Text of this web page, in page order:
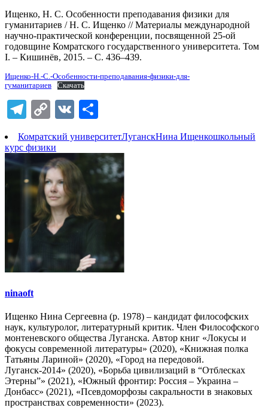
Ищенко, Н. С. Особенности преподавания физики для
гуманитариев / Н. С. Ищенко // Материалы международной
научно-практической конференции, посвященной 25-ой
годовщине Комратского государственного университета. Том
I. – Кишинёв, 2015. – С. 436–439.
Ищенко-Н.-С.-Особенности-преподавания-физики-для-
гуманитариев
Скачать
Telegram
Copy
Link
VK
Комратский университетЛуганскНина Ищенкошкольный
курс физики
ninaoft
Ищенко Нина Сергеевна (р. 1978) – кандидат философских
наук, культуролог, литературный критик. Член Философского
монтеневского общества Луганска. Автор книг «Локусы и
фокусы современной литературы» (2020), «Книжная полка
Татьяны Лариной» (2020), «Город на передовой.
Луганск-2014» (2020), «Борьба цивилизаций в “Отблесках
Этерны”» (2021), «Южный фронтир: Россия – Украина –
Донбасс» (2021), «Псевдоморфозы сакральности в знаковых
пространствах современности» (2023).